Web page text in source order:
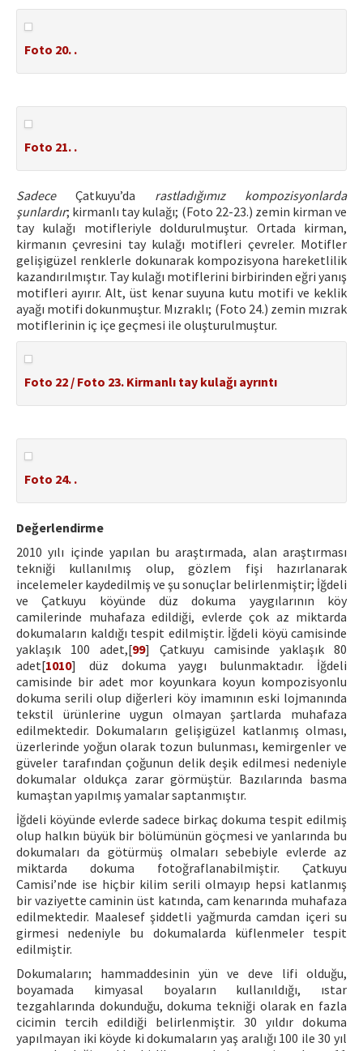
Foto 20. .
Foto 21. .
SadeceÇatkuyu’da rastladığımız kompozisyonlarda
şunlardır; kirmanlı tay kulağı; (Foto 22-23.) zemin kirman ve
tay kulağı motifleriyle doldurulmuştur. Ortada kirman,
kirmanın çevresini tay kulağı motifleri çevreler. Motifler
gelişigüzel renklerle dokunarak kompozisyona hareketlilik
kazandırılmıştır. Tay kulağı motiflerini birbirinden eğri yanış
motifleri ayırır. Alt, üst kenar suyuna kutu motifi ve keklik
ayağı motifi dokunmuştur. Mızraklı; (Foto 24.) zemin mızrak
motiflerinin iç içe geçmesi ile oluşturulmuştur.
Foto 22 / Foto 23. Kirmanlı tay kulağı ayrıntı
Foto 24. .
Değerlendirme
2010 yılı içinde yapılan bu araştırmada, alan araştırması
tekniği kullanılmış olup, gözlem fişi hazırlanarak
incelemeler kaydedilmiş ve şu sonuçlar belirlenmiştir; İğdeli
ve Çatkuyu köyünde düz dokuma yaygılarının köy
camilerinde muhafaza edildiği, evlerde çok az miktarda
dokumaların kaldığı tespit edilmiştir. İğdeli köyü camisinde
yaklaşık 100 adet,[99] Çatkuyu camisinde yaklaşık 80
adet[1010] düz dokuma yaygı bulunmaktadır. İğdeli
camisinde bir adet mor koyunkara koyun kompozisyonlu
dokuma serili olup diğerleri köy imamının eski lojmanında
tekstil ürünlerine uygun olmayan şartlarda muhafaza
edilmektedir. Dokumaların gelişigüzel katlanmış olması,
üzerlerinde yoğun olarak tozun bulunması, kemirgenler ve
güveler tarafından çoğunun delik deşik edilmesi nedeniyle
dokumalar oldukça zarar görmüştür. Bazılarında basma
kumaştan yapılmış yamalar saptanmıştır.
İğdeli köyünde evlerde sadece birkaç dokuma tespit edilmiş
olup halkın büyük bir bölümünün göçmesi ve yanlarında bu
dokumaları da götürmüş olmaları sebebiyle evlerde az
miktarda dokuma fotoğraflanabilmiştir. Çatkuyu
Camisi’nde ise hiçbir kilim serili olmayıp hepsi katlanmış
bir vaziyette caminin üst katında, cam kenarında muhafaza
edilmektedir. Maalesef şiddetli yağmurda camdan içeri su
girmesi nedeniyle bu dokumalarda küflenmeler tespit
edilmiştir.
Dokumaların; hammaddesinin yün ve deve lifi olduğu,
boyamada kimyasal boyaların kullanıldığı, ıstar
tezgahlarında dokunduğu, dokuma tekniği olarak en fazla
cicimin tercih edildiği belirlenmiştir. 30 yıldır dokuma
yapılmayan iki köyde ki dokumaların yaş aralığı 100 ile 30 yıl